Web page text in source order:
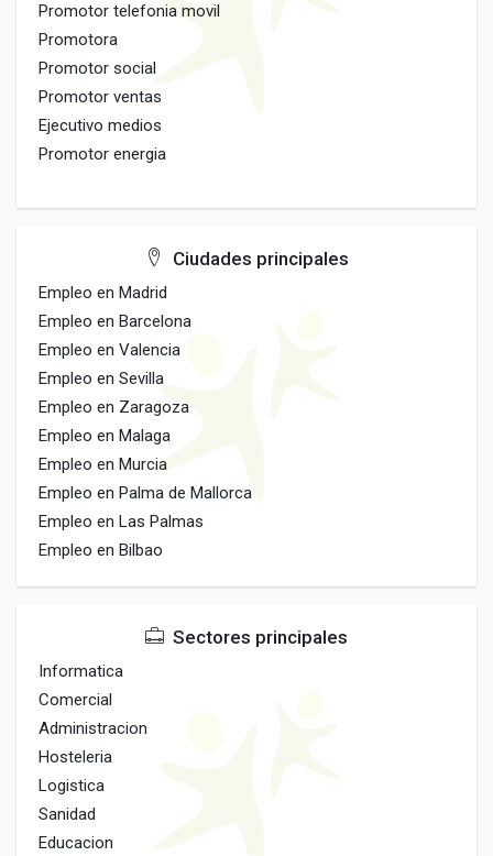
Promotor telefonia movil
Promotora
Promotor social
Promotor ventas
Ejecutivo medios
Promotor energia
Ciudades principales
Empleo en Madrid
Empleo en Barcelona
Empleo en Valencia
Empleo en Sevilla
Empleo en Zaragoza
Empleo en Malaga
Empleo en Murcia
Empleo en Palma de Mallorca
Empleo en Las Palmas
Empleo en Bilbao
Sectores principales
Informatica
Comercial
Administracion
Hosteleria
Logistica
Sanidad
Educacion